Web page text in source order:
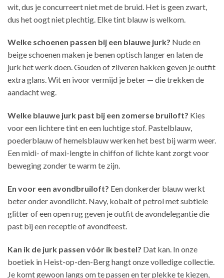
wit, dus je concurreert niet met de bruid. Het is geen zwart,
dus het oogt niet plechtig. Elke tint blauw is welkom.
Welke schoenen passen bij een blauwe jurk? Nude en
beige schoenen maken je benen optisch langer en laten de
jurk het werk doen. Gouden of zilveren hakken geven je outfit
extra glans. Wit en ivoor vermijd je beter — die trekken de
aandacht weg.
Welke blauwe jurk past bij een zomerse bruiloft? Kies
voor een lichtere tint en een luchtige stof. Pastelblauw,
poederblauw of hemelsblauw werken het best bij warm weer.
Een midi- of maxi-lengte in chiffon of lichte kant zorgt voor
beweging zonder te warm te zijn.
En voor een avondbruiloft? Een donkerder blauw werkt
beter onder avondlicht. Navy, kobalt of petrol met subtiele
glitter of een open rug geven je outfit de avondelegantie die
past bij een receptie of avondfeest.
Kan ik de jurk passen vóór ik bestel? Dat kan. In onze
boetiek in Heist-op-den-Berg hangt onze volledige collectie.
Je komt gewoon langs om te passen en ter plekke te kiezen,